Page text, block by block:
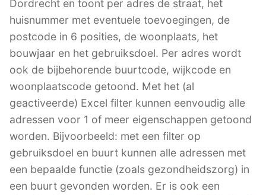
Dordrecht en toont per adres de straat, het
huisnummer met eventuele toevoegingen, de
postcode in 6 posities, de woonplaats, het
bouwjaar en het gebruiksdoel. Per adres wordt
ook de bijbehorende buurtcode, wijkcode en
woonplaatscode getoond. Met het (al
geactiveerde) Excel filter kunnen eenvoudig alle
adressen voor 1 of meer eigenschappen getoond
worden. Bijvoorbeeld: met een filter op
gebruiksdoel en buurt kunnen alle adressen met
een bepaalde functie (zoals gezondheidszorg) in
een buurt gevonden worden. Er is ook een